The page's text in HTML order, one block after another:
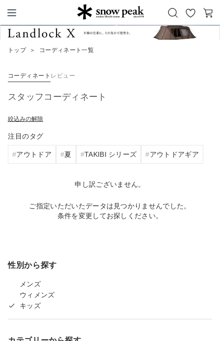
Snow Peak
お
気
カ
トップ ＞ コーディネート一覧
コーディネート レビュー
スタッフコーディネート
絞込みの解除
注目のタグ
アウトドア 夏 TAKIBI シリーズ アウトドアギア
申し訳ございません。
ご指定いただいたデータは見つかりませんでした。
条件を変更してお探しください。
性別から探す
メンズ
ウィメンズ
キッズ